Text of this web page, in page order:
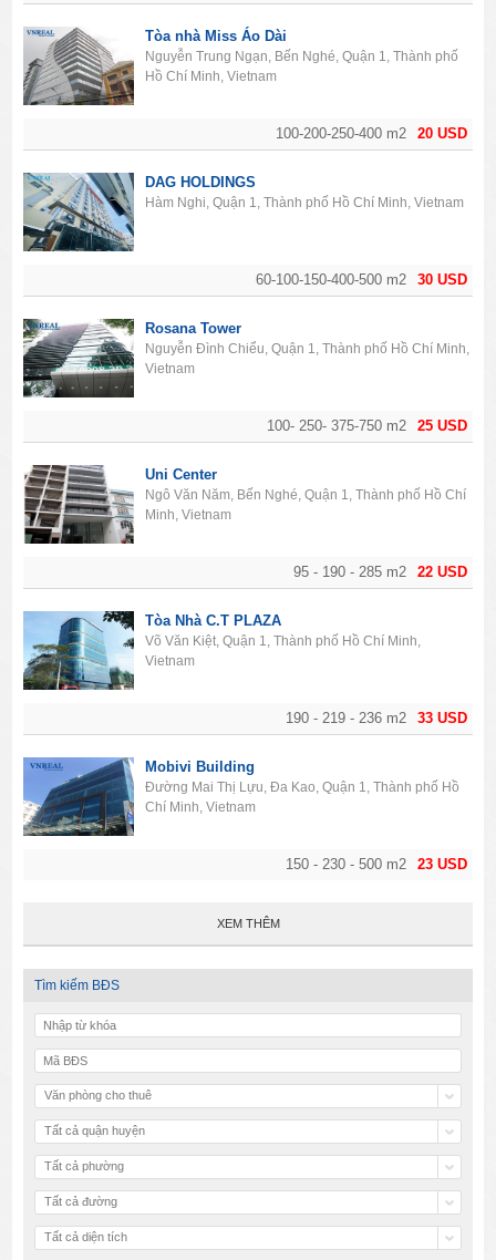
20 USD
100-200-250-400 m2
Tòa nhà Miss Áo Dài
Nguyễn Trung Ngạn, Bến Nghé, Quận 1, Thành phố
Hồ Chí Minh, Vietnam
30 USD
60-100-150-400-500 m2
DAG HOLDINGS
Hàm Nghi, Quận 1, Thành phố Hồ Chí Minh, Vietnam
25 USD
100- 250- 375-750 m2
Rosana Tower
Nguyễn Đình Chiểu, Quận 1, Thành phố Hồ Chí Minh,
Vietnam
22 USD
95 - 190 - 285 m2
Uni Center
Ngô Văn Năm, Bến Nghé, Quận 1, Thành phố Hồ Chí
Minh, Vietnam
33 USD
190 - 219 - 236 m2
Tòa Nhà C.T PLAZA
Võ Văn Kiệt, Quận 1, Thành phố Hồ Chí Minh,
Vietnam
23 USD
150 - 230 - 500 m2
Mobivi Building
Đường Mai Thị Lựu, Đa Kao, Quận 1, Thành phố Hồ
Chí Minh, Vietnam
XEM THÊM
Tìm kiếm BĐS
Văn phòng cho thuê
Tất cả quận huyện
Tất cả phường
Tất cả đường
Tất cả diện tích